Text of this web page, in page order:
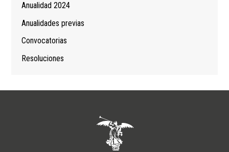
Anualidad 2024
Anualidades previas
Convocatorias
Resoluciones